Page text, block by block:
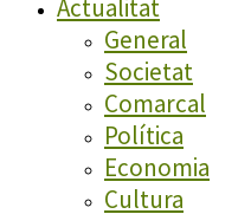
Actualitat
General
Societat
Comarcal
Política
Economia
Cultura